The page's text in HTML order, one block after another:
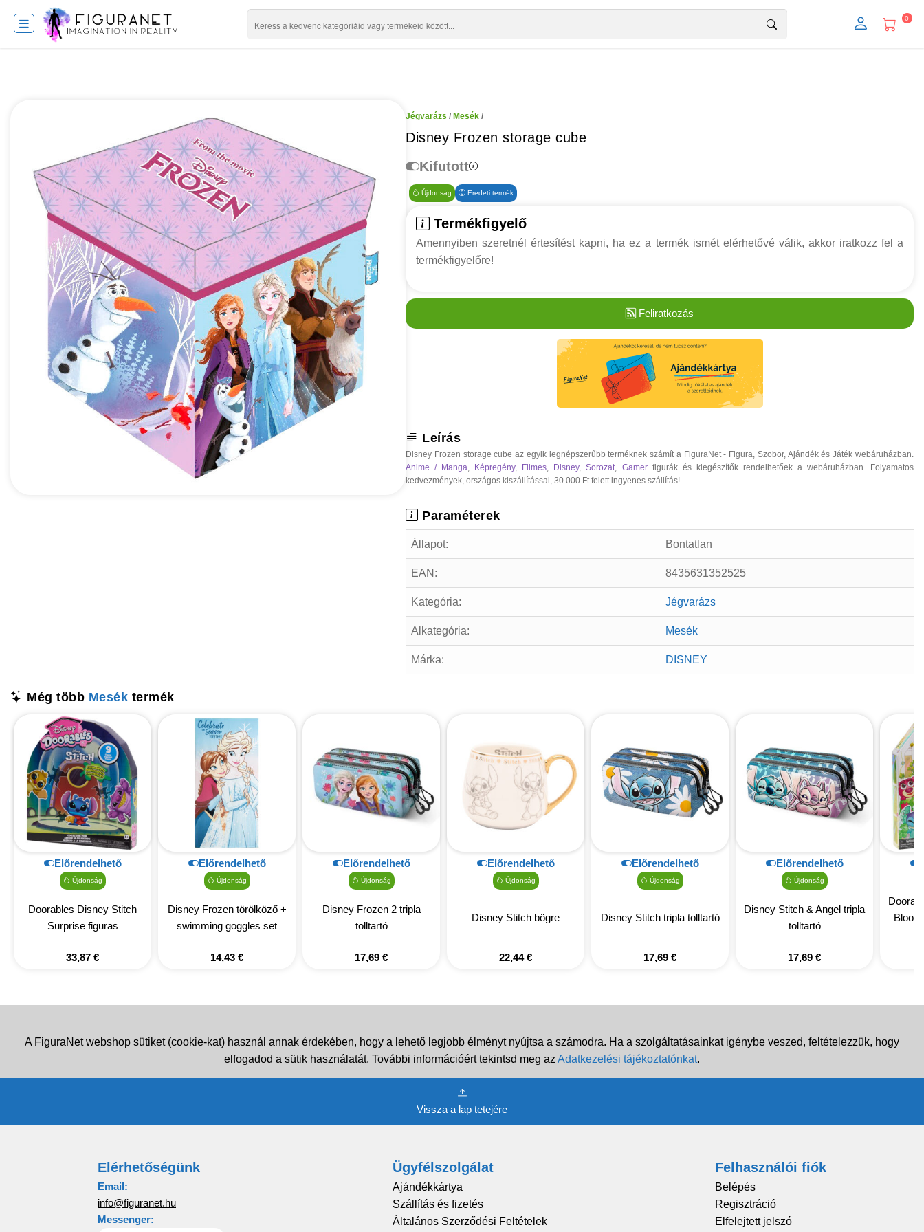
0
Jégvarázs / Mesék /
Disney Frozen storage cube
Kifutott
Újdonság Eredeti termék
Termékfigyelő
Amennyiben szeretnél értesítést kapni, ha ez a termék ismét elérhetővé válik, akkor iratkozz fel a
termékfigyelőre!
Feliratkozás
Leírás
Disney Frozen storage cube az egyik legnépszerűbb terméknek számít a FiguraNet - Figura, Szobor, Ajándék és Játék webáruházban.
Anime / Manga
Képregény, Filmes Disney,Sorozat Gamerfigurák és kiegészítők rendelhetőek a webáruházban. Folyamatos
kedvezmények, országos kiszállítással, 30 000 Ft felett ingyenes szállítás!.
Paraméterek
Állapot: Bontatlan
EAN: 8435631352525
Kategória: Jégvarázs
Alkategória: Mesék
Márka: DISNEY
Még több Mesék termék
Előrendelhető
Újdonság
Doorables Disney Stitch
Surprise figuras
33,87 €
Előrendelhető
Újdonság
Disney Frozen törölköző +
swimming goggles set
14,43 €
Előrendelhető
Újdonság
Disney Frozen 2 tripla
tolltartó
17,69 €
Előrendelhető
Újdonság
Disney Stitch bögre
22,44€
Előrendelhető
Újdonság
Disney Stitch tripla tolltartó
17,69 €
Előrendelhető
Újdonság
Disney Stitch & Angel tripla
tolltartó
17,69 €
A FiguraNet webshop sütiket (cookie-kat) használ annak érdekében, hogy a lehető legjobb élményt nyújtsa a számodra. Ha a szolgáltatásainkat igénybe veszed, feltételezzük, hogy
elfogadod a sütik használatát. További információért tekintsd meg az Adatkezelési tájékoztatónkat.
Vissza a lap tetejére
Elérhetőségünk
Email:
info@figuranet.hu
Messenger:
Ügyfélszolgálat
Ajándékkártya
Szállítás és fizetés
Általános Szerződési Feltételek
Felhasználói fiók
Belépés
Regisztráció
Elfelejtett jelszó